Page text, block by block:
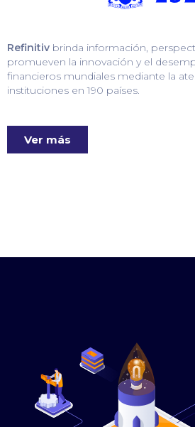
Refinitiv brinda información,
promueven la innovación y el
financieros mundiales mediante la
instituciones en 190 países.
Ver más